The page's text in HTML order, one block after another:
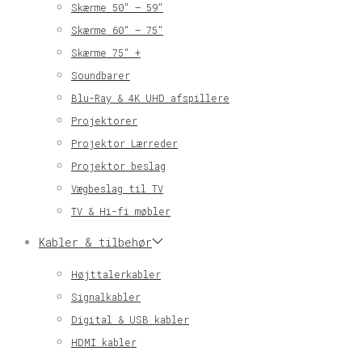
Skærme 50″ – 59″
Skærme 60″ – 75″
Skærme 75″ +
Soundbarer
Blu-Ray & 4K UHD afspillere
Projektorer
Projektor Lærreder
Projektor beslag
Vægbeslag til TV
TV & Hi-fi møbler
Kabler & tilbehør
Højttalerkabler
Signalkabler
Digital & USB kabler
HDMI kabler